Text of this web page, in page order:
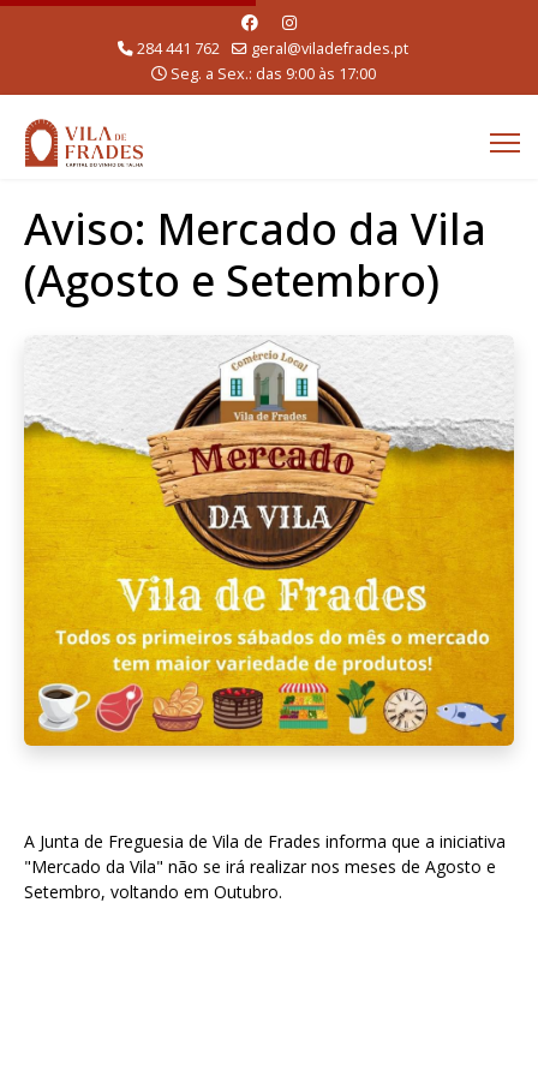
284 441 762
geral@viladefrades.pt
Seg. a Sex.: das 9:00 às 17:00
Aviso: Mercado da Vila
(Agosto e Setembro)
A Junta de Freguesia de Vila de Frades informa que a iniciativa
"Mercado da Vila" não se irá realizar nos meses de Agosto e
Setembro, voltando em Outubro.